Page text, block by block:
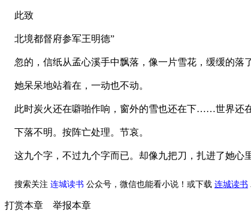
此致
北境都督府参军王明德”
忽的，信纸从孟心溪手中飘落，像一片雪花，缓缓的落
她呆呆地站着在，一动也不动。
此时炭火还在噼啪作响，窗外的雪也还在下……世界还
下落不明。按阵亡处理。节哀。
这九个字，不过九个字而已。却像九把刀，扎进了她心里
搜索关注 连城读书 公众号，微信也能看小说！或下载 连城读书
打赏本章 举报本章